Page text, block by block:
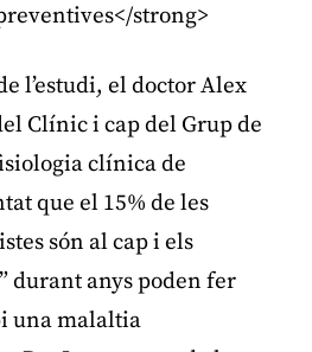
strong>
l’estudi, el doctor Alex
Clínic i cap del Grup de
clínica de
que el 15% de les
són al cap i els
durant anys poden fer
una malaltia